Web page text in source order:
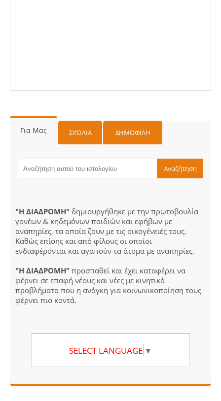
Για Μας ΣΧΌΛΙΑ ΔΗΜΟΦΙΛΗ
"Η ΔΙΑΔΡΟΜΗ" δημιουργήθηκε με την πρωτοβουλία
γονέων & κηδεμόνων παιδιών και εφήβων με
αναπηρίες, τα οποία ζουν με τις οικογένειές τους.
Καθώς επίσης και από φίλους οι οποίοι
ενδιαφέρονται και αγαπούν τα άτομα με αναπηρίες.
"Η ΔΙΑΔΡΟΜΗ" προσπαθεί και έχει καταφέρει να
φέρνει σε επαφή νέους και νέες με κινητικά
προβλήματα που η ανάγκη για κοινωνικοποίηση τους
φέρνει πιο κοντά.
SELECT LANGUAGE ▼